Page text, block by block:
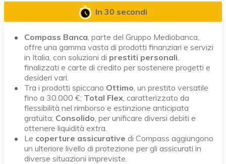
In 30 secondi
Compass Banca, parte del Gruppo Mediobanca,
offre una gamma vasta di prodotti finanziari e servizi
in Italia, con soluzioni di prestiti personali,
finalizzati e carte di credito per sostenere progetti e
desideri vari.
Tra i prodotti spiccano Ottimo, un prestito versatile
fino a 30.000 €; Total Flex, caratterizzato da
flessibilità nel rimborso e estinzione anticipata
gratuita; Consolido, per unificare diversi debiti e
ottenere liquidità extra.
Le coperture assicurative di Compass aggiungono
un ulteriore livello di protezione per gli assicurati in
diverse situazioni impreviste.